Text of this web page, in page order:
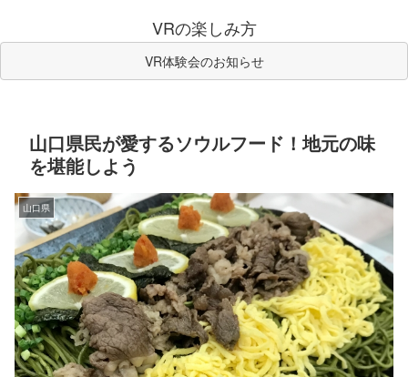
VRの楽しみ方
VR体験会のお知らせ
山口県民が愛するソウルフード！地元の味
を堪能しよう
山口県